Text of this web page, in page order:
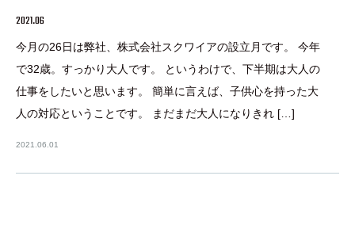
2021.06
今月の26日は弊社、株式会社スクワイアの設立月です。 今年
で32歳。すっかり大人です。 というわけで、下半期は大人の
仕事をしたいと思います。 簡単に言えば、子供心を持った大
人の対応ということです。 まだまだ大人になりきれ […]
2021.06.01